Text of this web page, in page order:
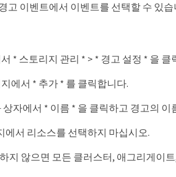
고 이벤트에서 이벤트를 선택할 수 있습
* 스토리지 관리 * > * 경고 설정 * 을 클
에서 * 추가 * 를 클릭합니다.
상자에서 * 이름 * 을 클릭하고 경고의 이
에서 리소스를 선택하지 마십시오.
지 않으면 모든 클러스터, 애그리게이